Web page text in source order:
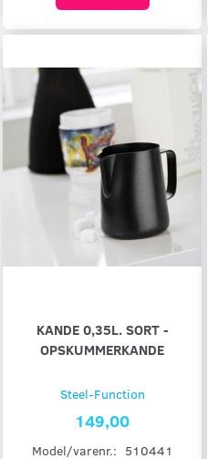
KANDE 0,35L. SORT -
OPSKUMMERKANDE
Steel-Function
149,00
Model/varenr.: 510441